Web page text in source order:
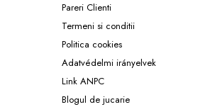
Lány hátizsákok
Szemüvegtok
Táskák és zsákok
Pareri Clienti
Termeni si conditii
Politica cookies
Adatvédelmi irányelvek
Link ANPC
Blogul de jucarie